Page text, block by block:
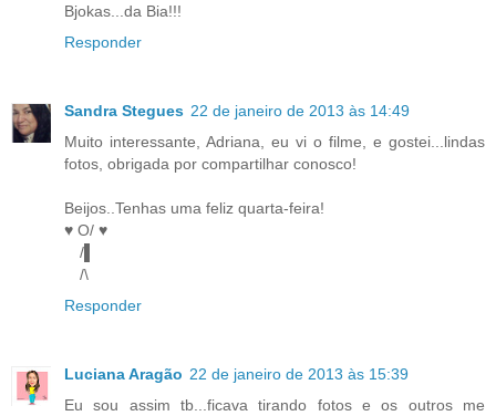
Bjokas...da Bia!!!
Responder
Sandra Stegues 22 de janeiro de 2013 às 14:49
Muito interessante, Adriana, eu vi o filme, e gostei...lindas
fotos, obrigada por compartilhar conosco!
Beijos..Tenhas uma feliz quarta-feira!
♥ O/ ♥
/▌
/\
Responder
Luciana Aragão 22 de janeiro de 2013 às 15:39
Eu sou assim tb...ficava tirando fotos e os outros me